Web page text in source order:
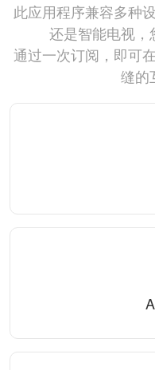
此应用程序兼容多种
还是智能电视，
通过一次订阅，即可
缝的